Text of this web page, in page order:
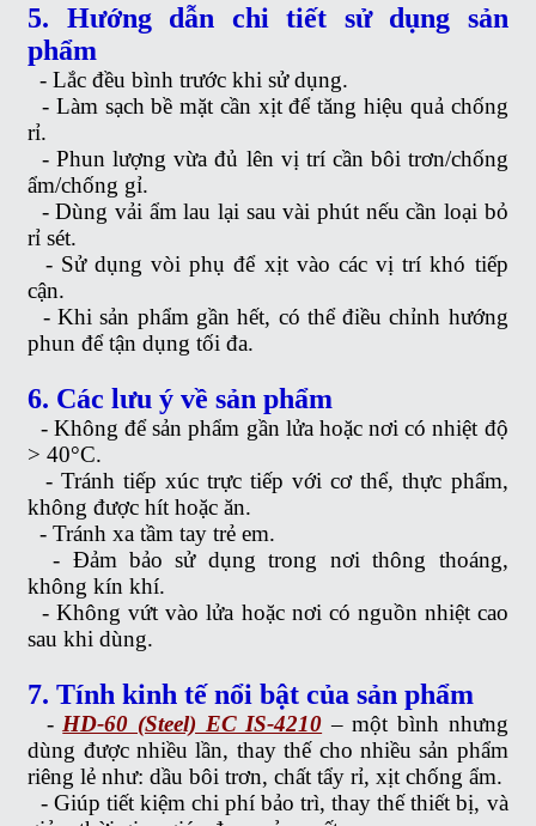
5. Hướng dẫn chi tiết sử dụng sản
phẩm
- Lắc đều bình trước khi sử dụng.
- Làm sạch bề mặt cần xịt để tăng hiệu quả chống
rỉ.
-Phun lượng vừa đủ lên vị trí cần bôi trơn/chống
ẩm/chống gỉ.
-Dùng vải ẩm lau lại sau vài phút nếu cần loại bỏ
rỉ sét.
- Sử dụng vòi phụ để xịt vào các vị trí khó tiếp
cận.
-Khi sản phẩm gần hết, có thể điều chỉnh hướng
phun để tận dụng tối đa.
6. Các lưu ý về sản phẩm
- Không để sản phẩm gần lửa hoặc nơi có nhiệt độ
> 40°C.
- Tránh tiếp xúc trực tiếp với cơ thể, thực phẩm,
không được hít hoặc ăn.
-Tránh xa tầm tay trẻ em.
- Đảm bảo sử dụng trong nơi thông thoáng,
không kín khí.
-Không vứt vào lửa hoặc nơi có nguồn nhiệt cao
sau khi dùng.
7. Tính kinh tế nổi bật của sản phẩm
- HD-60 (Steel) EC IS-4210 – một bình nhưng
dùng được nhiều lần, thay thế cho nhiều sản phẩm
riêng lẻ như: dầu bôi trơn, chất tẩy rỉ, xịt chống ẩm.
- Giúp tiết kiệm chi phí bảo trì, thay thế thiết bị, và